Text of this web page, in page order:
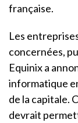
française.
Les
concernées,
Equinix a
informatique
de la capitale.
devrait